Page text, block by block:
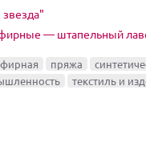
— штапельный
пряжа
текстиль и